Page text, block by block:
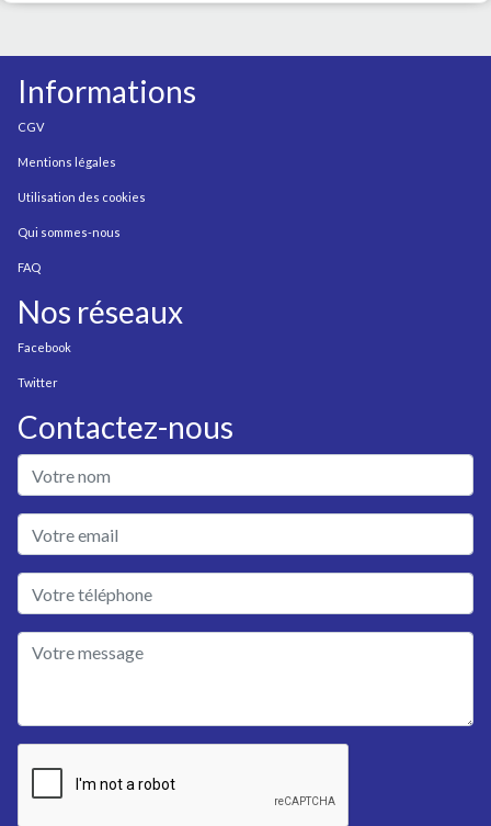
Informations
CGV
Mentions légales
Utilisation des cookies
Qui sommes-nous
FAQ
Nos réseaux
Facebook
Twitter
Contactez-nous